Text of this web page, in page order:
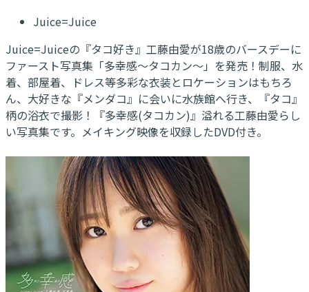
Juice=Juice
Juice=Juiceの『タコ好き』工藤由愛が18歳のバースデーに
ファースト写真集「多幸感～タコカン～」を発売！制服、水
着、部屋着、ドレス等多彩な衣装とロケーションはもちろ
ん、大好きな『メンダコ』に会いに水族館へ行き、『タコ』
柄の浴衣で撮影！『多幸感(タコカン)』溢れる工藤由愛らし
い写真集です。メイキング映像を収録したDVD付き。